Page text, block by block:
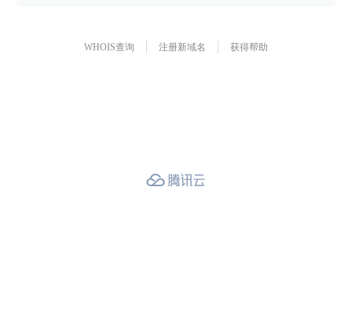
WHOIS查询 注册新域名 获得帮助